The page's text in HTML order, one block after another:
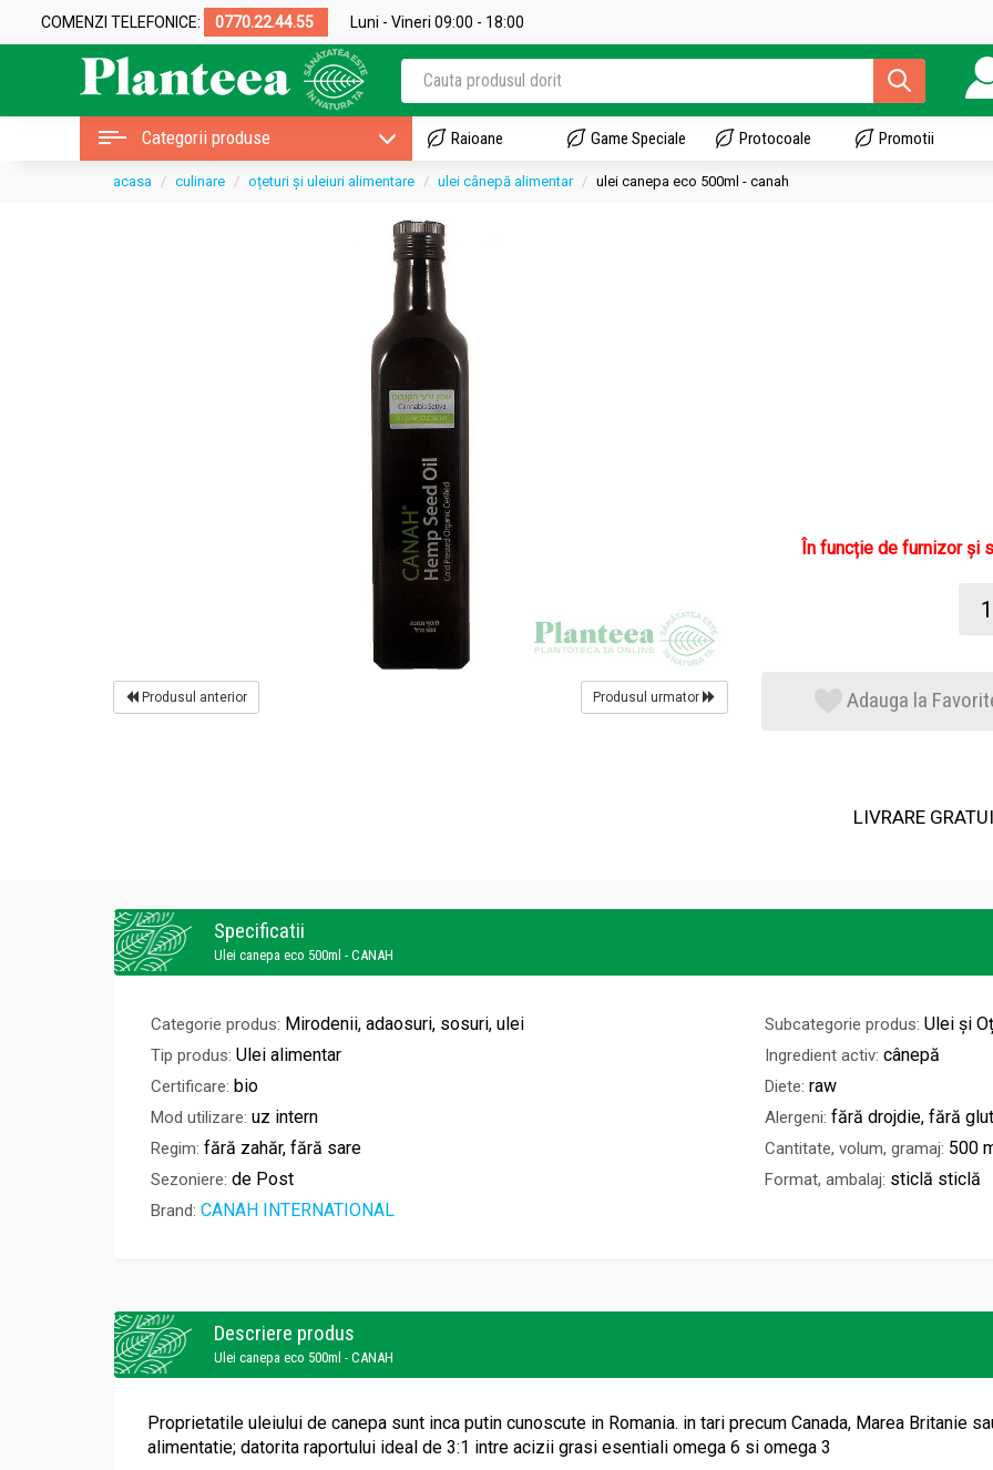
COMENZI TELEFONICE: 0770.22.44.55 Luni - Vineri 09:00 - 18:00
Categorii produse Raioane Game Speciale Protocoale Promotii
acasa culinare oțeturi și uleiuri alimentare ulei cânepă alimentar ulei canepa eco 500ml - canah
Produsul anterior Produsul urmator
În funcție de furnizor și
Adauga la
LIVRARE
Specificatii
Ulei canepa eco 500ml - CANAH
Categorie produs: Mirodenii, adaosuri, sosuri, ulei Subcategorie produs: Ulei și
Tip produs: Ulei alimentar Ingredient activ: cânepă
Certificare: bio Diete: raw
Mod utilizare: uz intern Alergeni: fără drojdie, fără
Regim: fără zahăr, fără sare Cantitate, volum, gramaj: 500
Sezoniere: de Post Format, ambalaj: sticlă sticlă
Brand: CANAH INTERNATIONAL
Descriere produs
Ulei canepa eco 500ml - CANAH
Proprietatile uleiului de canepa sunt inca putin cunoscute in Romania. in tari precum Canada, Marea Britanie
alimentatie; datorita raportului ideal de 3:1 intre acizii grasi esentiali omega 6 si omega 3